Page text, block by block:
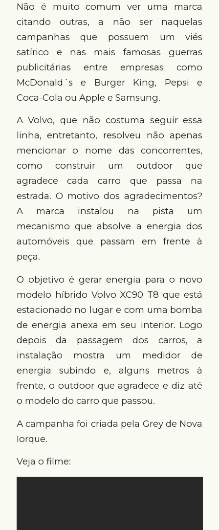
Não é muito comum ver uma marca
citando outras, a não ser naquelas
campanhas que possuem um viés
satírico e nas mais famosas guerras
publicitárias entre empresas como
McDonald´s e Burger King, Pepsi e
Coca-Cola ou Apple e Samsung.
A Volvo, que não costuma seguir essa
linha, entretanto, resolveu não apenas
mencionar o nome das concorrentes,
como construir um outdoor que
agradece cada carro que passa na
estrada. O motivo dos agradecimentos?
A marca instalou na pista um
mecanismo que absolve a energia dos
automóveis que passam em frente à
peça.
O objetivo é gerar energia para o novo
modelo híbrido Volvo XC90 T8 que está
estacionado no lugar e com uma bomba
de energia anexa em seu interior. Logo
depois da passagem dos carros, a
instalação mostra um medidor de
energia subindo e, alguns metros à
frente, o outdoor que agradece e diz até
o modelo do carro que passou.
A campanha foi criada pela Grey de Nova
Iorque.
Veja o filme: